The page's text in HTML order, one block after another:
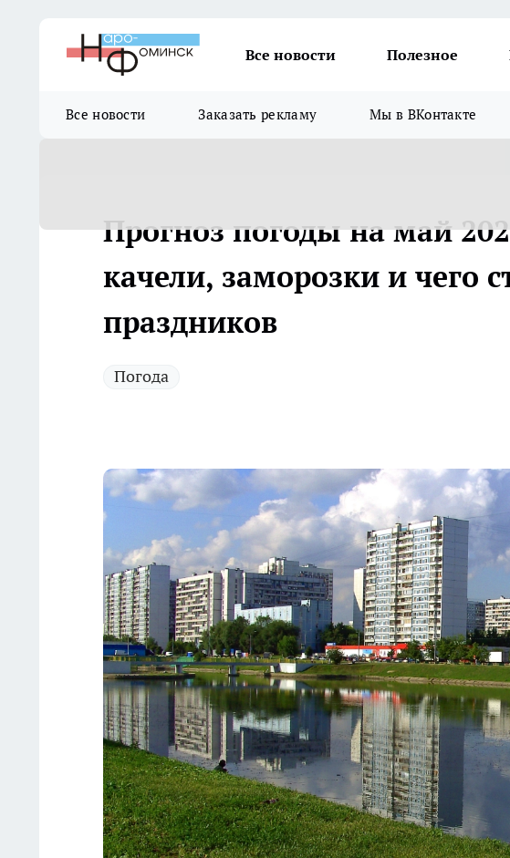
Все новости Полезное
Все новости Заказать рекламу Мы в ВКонтакте
Прогноз погоды на май
качели, заморозки и чего
праздников
Погода